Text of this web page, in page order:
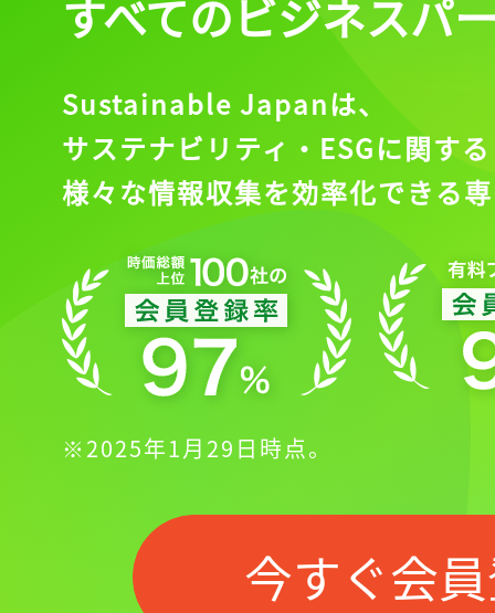
記事をお気に入りに
ログインが必
ログイン
すべてのビジネスパ
Sustainable Japanは、
サステナビリティ・ESGに関する
様々な情報収集を効率化できる
※2025年1月29日時点。
今すぐ会